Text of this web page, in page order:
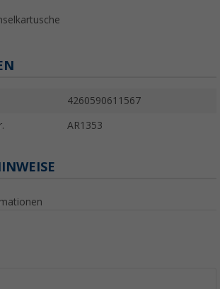
4260590611567
AR1353